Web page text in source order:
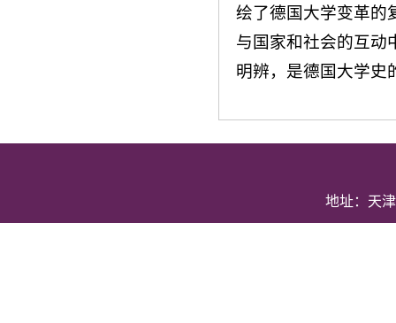
绘了德国大学变革的
与国家和社会的互动
明辨，是德国大学史
地址：天